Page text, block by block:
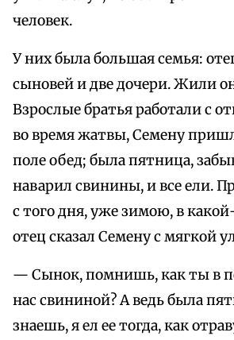
человек.
У них была большая семья:
сыновей и две дочери. Жили
Взрослые братья работали с
во время жатвы, Семену
поле обед; была пятница,
наварил свинины, и все ели.
с того дня, уже зимою, в
отец сказал Семену с мягкой
— Сынок, помнишь, как ты в
нас свининой? А ведь была
знаешь, я ел ее тогда, как